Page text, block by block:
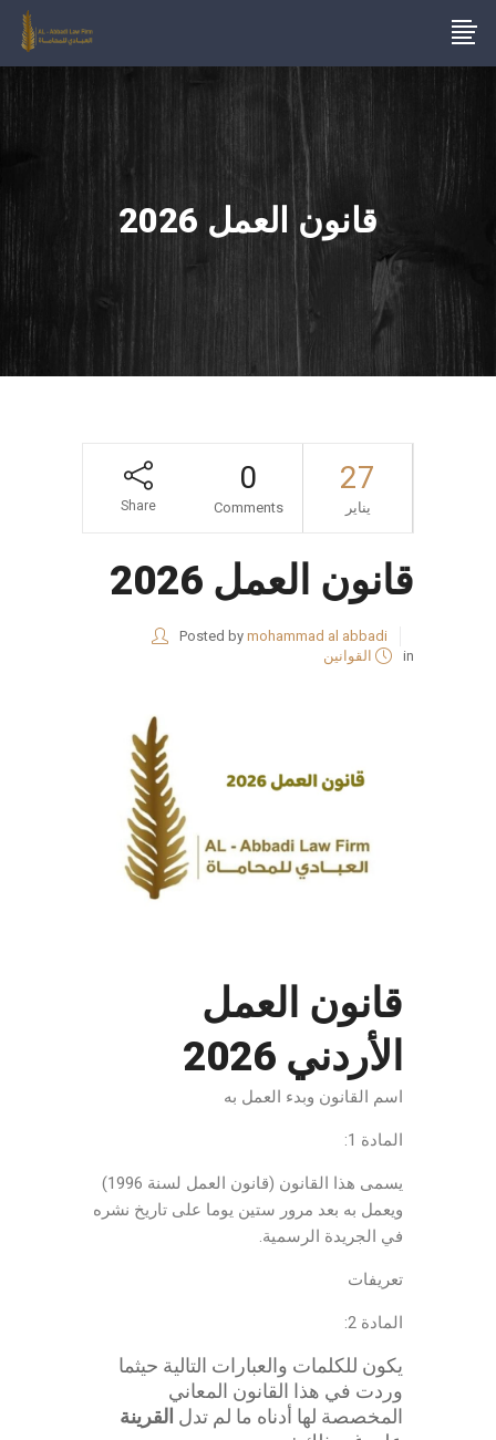
قانون العمل 2026
27
يناير
0
Comments
Share
قانون العمل 2026
Posted by mohammad al abbadi
in
القوانين
قانون العمل
الأردني 2026
اسم القانون وبدء العمل به
المادة 1:
يسمى هذا القانون (قانون العمل لسنة 1996)
ويعمل به بعد مرور ستين يوما على تاريخ نشره
في الجريدة الرسمية.
تعريفات
المادة 2:
يكون للكلمات والعبارات التالية حيثما
وردت في هذا القانون المعاني
المخصصة لها أدناه ما لم تدل القرينة